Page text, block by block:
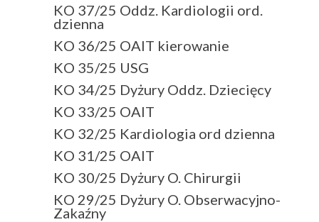
KO 37/25 Oddz. Kardiologii ord.
dzienna
KO 36/25 OAIT kierowanie
KO 35/25 USG
KO 34/25 Dyżury Oddz. Dziecięcy
KO 33/25 OAIT
KO 32/25 Kardiologia ord dzienna
KO 31/25 OAIT
KO 30/25 Dyżury O. Chirurgii
KO 29/25 Dyżury O. Obserwacyjno-
Zakaźny